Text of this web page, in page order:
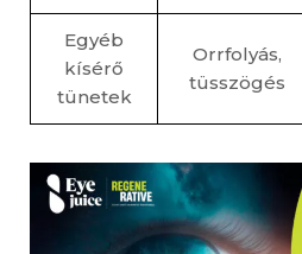
Egyéb
kísérő
tünetek
Orrfolyás,
tüsszögés